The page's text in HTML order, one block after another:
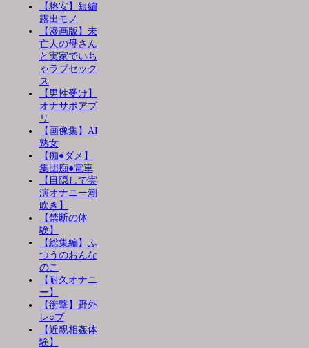
【格安】短編
露出モノ
【漫画版】未
亡人の母さん
と実家でいち
ゃラブセック
ス
【男性受け】
オナサポアプ
リ
【画像集】AI
熟女
【痴●ダメ】
集団痴●電車
【目隠しで実
演オナニー潮
吹き】
【禁断の体
験】
【総集編】ふ
つうのおんな
のこ
【耐久オナニ
ー】
【衝撃】野外
レ○プ
【近親相姦体
験】